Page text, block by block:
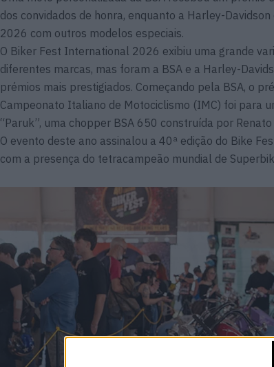
dos convidados de honra, enquanto a Harley-
2026 com outros modelos especiais.
O Biker Fest International 2026 exibiu uma grande
diferentes marcas, mas foram a BSA e a Harley-
prémios mais prestigiados. Começando pela BSA, o
Campeonato Italiano de Motociclismo (IMC) foi para
“Paruk”, uma chopper BSA 650 construída por Renato
O evento deste ano assinalou a 40ª edição do Bike
com a presença do tetracampeão mundial de